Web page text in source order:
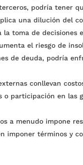
podría tener
una dilución del
toma de decisiones
el riesgo de
de deuda, podría
conllevan
participación en las
a menudo impone
imponer términos y